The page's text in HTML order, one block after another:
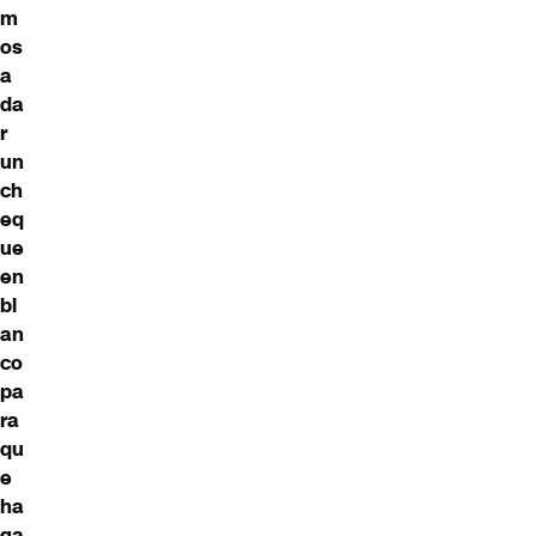
m
os
a
da
r
un
ch
eq
ue
en
bl
an
co
pa
ra
qu
e
ha